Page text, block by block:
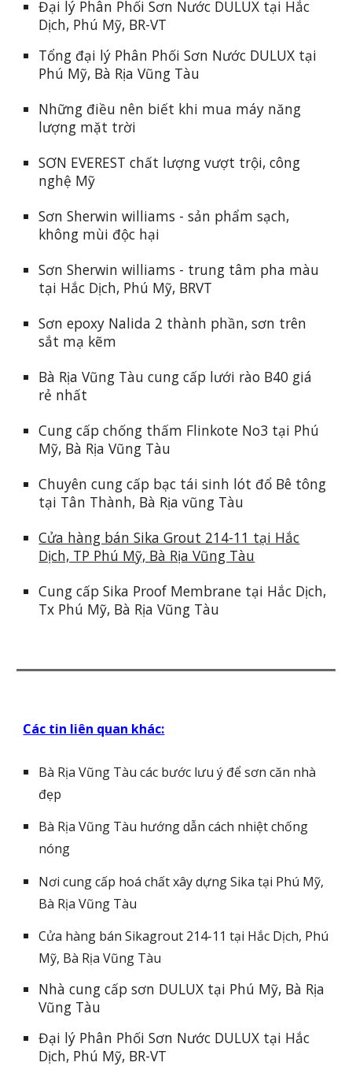
Đại lý Phân Phối Sơn Nước DULUX tại Hắc
Dịch, Phú Mỹ, BR-VT
Tổng đại lý Phân Phối Sơn Nước DULUX tại
Phú Mỹ, Bà Rịa Vũng Tàu
Những điều nên biết khi mua máy năng
lượng mặt trời
SƠN EVEREST chất lượng vượt trội, công
nghệ Mỹ
Sơn Sherwin williams - sản phẩm sạch,
không mùi độc hại
Sơn Sherwin williams - trung tâm pha màu
tại Hắc Dịch, Phú Mỹ, BRVT
Sơn epoxy Nalida 2 thành phần, sơn trên
sắt mạ kẽm
Bà Rịa Vũng Tàu cung cấp lưới rào B40 giá
rẻ nhất
Cung cấp chống thấm Flinkote No3 tại Phú
Mỹ, Bà Rịa Vũng Tàu
Chuyên cung cấp bạc tái sinh lót đổ Bê tông
tại Tân Thành, Bà Rịa vũng Tàu
Cửa hàng bán Sika Grout 214-11 tại Hắc
Dịch, TP Phú Mỹ, Bà Rịa Vũng Tàu
Cung cấp Sika Proof Membrane tại Hắc Dịch,
Tx Phú Mỹ, Bà Rịa Vũng Tàu
Các tin liên quan khác:
Bà Rịa Vũng Tàu các bước lưu ý để sơn căn nhà
đẹp
Bà Rịa Vũng Tàu hướng dẫn cách nhiệt chống
nóng
Nơi cung cấp hoá chất xây dựng Sika tại Phú Mỹ,
Bà Rịa Vũng Tàu
Cửa hàng bán Sikagrout 214-11 tại Hắc Dịch, Phú
Mỹ, Bà Rịa Vũng Tàu
Nhà cung cấp sơn DULUX tại Phú Mỹ, Bà Rịa
Vũng Tàu
Đại lý Phân Phối Sơn Nước DULUX tại Hắc
Dịch, Phú Mỹ, BR-VT